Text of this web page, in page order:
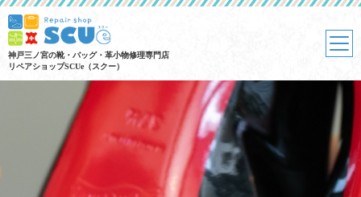
神戸三ノ宮の靴・バッグ・革小物修理専門店
リペアショップSCUe（スクー）